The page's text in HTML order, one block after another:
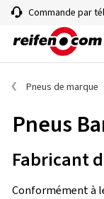
Commande par
Pneus de marque
Pneus
Fabricant
Conformément à